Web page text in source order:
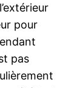
pour
pas